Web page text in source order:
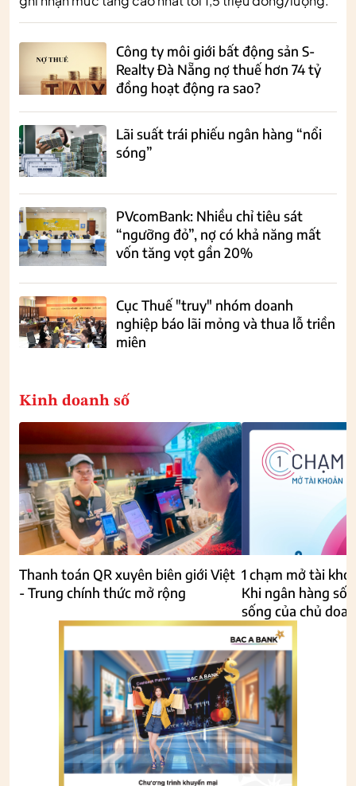
Công ty môi giới bất động sản S-
Realty Đà Nẵng nợ thuế hơn 74 tỷ
đồng hoạt động ra sao?
Lãi suất trái phiếu ngân hàng “nổi
sóng”
PVcomBank: Nhiều chỉ tiêu sát
“ngưỡng đỏ”, nợ có khả năng mất
vốn tăng vọt gần 20%
Cục Thuế "truy" nhóm doanh
nghiệp báo lãi mỏng và thua lỗ triền
miên
Kinh doanh số
Thanh toán QR xuyên biên giới Việt
- Trung chính thức mở rộng
1 chạm mở tài
Khi ngân hàng số
sống của chủ